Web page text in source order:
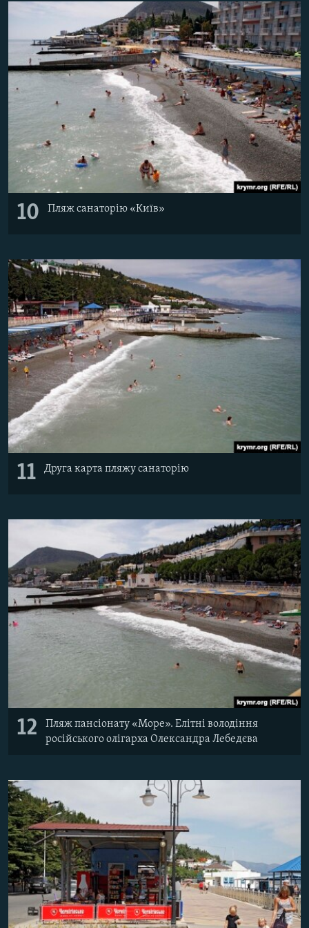
10 Пляж санаторію «Київ»
11 Друга карта пляжу санаторію
12
Пляж пансіонату «Море». Елітні володіння
російського олігарха Олександра Лебедєва